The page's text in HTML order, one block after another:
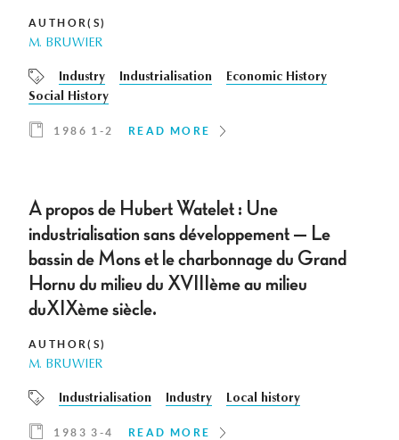
AUTHOR(S)
M. BRUWIER
Industry Industrialisation
Economic History
Social History
1986 1-2 READ MORE
A propos de Hubert Watelet : Une
industrialisation sans développement — Le
bassin de Mons et le charbonnage du Grand
Hornu du milieu du XVIIIème au milieu
duXIXème siècle.
AUTHOR(S)
M. BRUWIER
Industrialisation Industry Local history
1983 3-4 READ MORE